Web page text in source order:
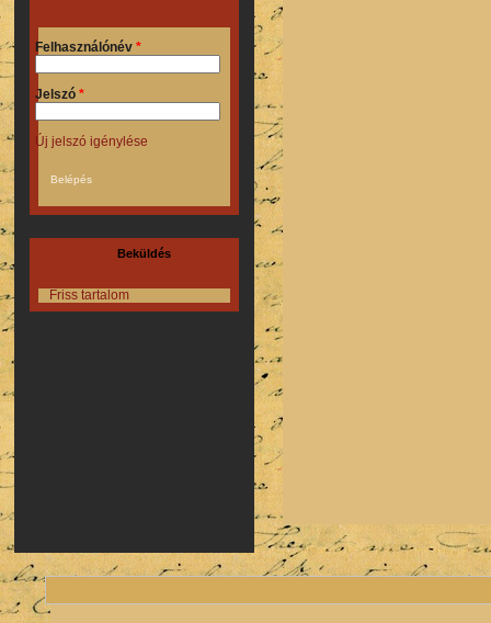
Felhasználónév *
Jelszó *
Új jelszó igénylése
Beküldés
Friss tartalom